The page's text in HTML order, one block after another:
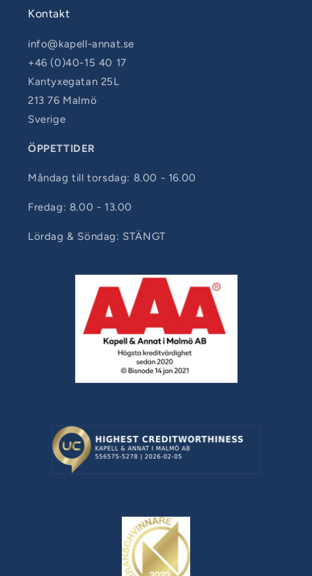
Kontakt
info@kapell-annat.se
+46 (0)40-15 40 17
Kantyxegatan 25L
213 76 Malmö
Sverige
ÖPPETTIDER
Måndag till torsdag: 8.00 - 16.00
Fredag: 8.00 - 13.00
Lördag & Söndag: STÄNGT